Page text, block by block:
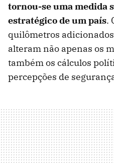
tornou-se uma medida
estratégico de um país.
quilômetros
alteram não apenas os
também os cálculos
percepções de